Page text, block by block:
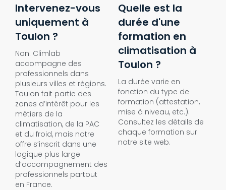
Intervenez-vous
uniquement à
Toulon ?
Non. Climlab
accompagne des
professionnels dans
plusieurs villes et régions.
Toulon fait partie des
zones d’intérêt pour les
métiers de la
climatisation, de la PAC
et du froid, mais notre
offre s’inscrit dans une
logique plus large
d’accompagnement des
professionnels partout
en France.
Quelle est la
durée d'une
formation en
climatisation à
Toulon ?
La durée varie en
fonction du type de
formation (attestation,
mise à niveau, etc.).
Consultez les détails de
chaque formation sur
notre site web.